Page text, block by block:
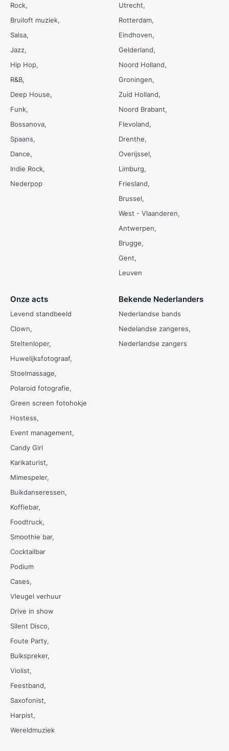
Rock
Bruiloft muziek
Salsa
Jazz
Hip Hop
R&B
Deep House
Funk
Bossanova
Spaans
Dance
Indie Rock
Nederpop
Utrecht
Rotterdam
Eindhoven
Gelderland
Noord Holland
Groningen
Zuid Holland
Noord Brabant
Flevoland
Drenthe
Overijssel
Limburg
Friesland
Brussel
West - Vlaanderen
Antwerpen
Brugge
Gent
Leuven
Onze acts
Levend standbeeld
Clown
Steltenloper
Huwelijksfotograaf
Stoelmassage
Polaroid fotografie
Green screen fotohokje
Hostess
Event management
Candy Girl
Karikaturist
Mimespeler
Buikdanseressen
Koffiebar
Foodtruck
Smoothie bar
Cocktailbar
Podium
Cases
Vleugel verhuur
Drive in show
Silent Disco
Foute Party
Buikspreker
Violist
Feestband
Saxofonist
Harpist
Wereldmuziek
Bekende Nederlanders
Nederlandse bands
Nedelandse zangeres
Nederlandse zangers